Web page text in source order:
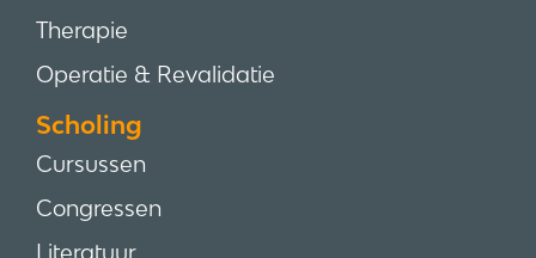
Therapie
Operatie & Revalidatie
Scholing
Cursussen
Congressen
Literatuur